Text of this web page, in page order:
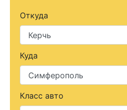
Откуда
Куда
Класс авто